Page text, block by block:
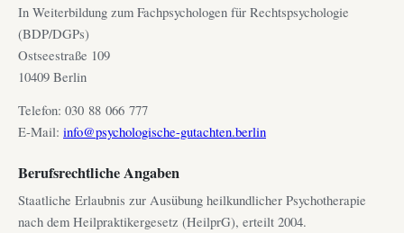
In Weiterbildung zum Fachpsychologen für Rechtspsychologie
(BDP/DGPs)
Ostseestraße 109
10409 Berlin
Telefon: 030 88 066 777
E-Mail: info@psychologische-gutachten.berlin
Berufsrechtliche Angaben
Staatliche Erlaubnis zur Ausübung heilkundlicher Psychotherapie
nach dem Heilpraktikergesetz (HeilprG), erteilt 2004.